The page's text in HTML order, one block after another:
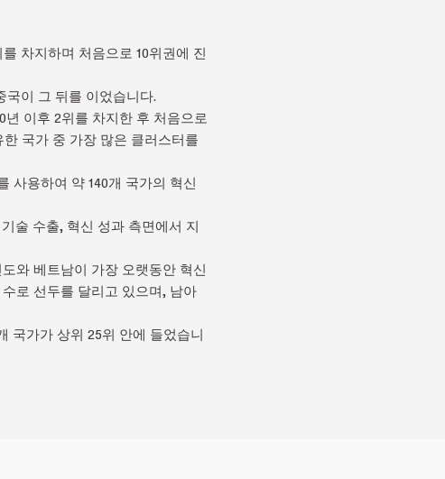
차지하며 처음으로 10위권에 진
국이 그 뒤를 이었습니다.
이후 2위를 차지한 후 처음으로
국가 중 가장 많은 클러스터를
사용하여 약 140개 국가의 혁신
술 수출, 혁신 성과 측면에서 지
와 베트남이 가장 오랫동안 혁신
로 선두를 달리고 있으며, 남아
국가가 상위 25위 안에 들었습니